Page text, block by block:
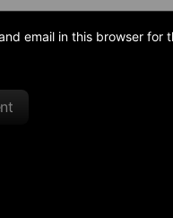
email in this browser for